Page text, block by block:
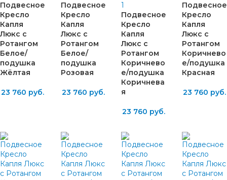
Подвесное
Кресло
Капля
Люкс с
Ротангом
Белое/
подушка
Жёлтая
23 760 руб.
Подвесное
Кресло
Капля
Люкс с
Ротангом
Белое/
подушка
Розовая
23 760 руб.
Подвесное
Кресло
Капля
Люкс с
Ротангом
Коричнево
е/подушка
Коричнева
я
23 760 руб.
Подвесное
Кресло
Капля
Люкс с
Ротангом
Коричнево
е/подушка
Красная
23 760 руб.